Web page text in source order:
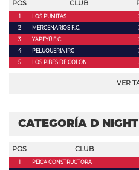
POS CLUB
1 LOS PUMITAS
2
MERCENARIOS F.C.
3
YAPEYÚ F.C.
4
PELUQUERIA IRG
5
LOS PIBES DE COLON
VER
CATEGORÍA D NIGHT
POS CLUB
1 PEICA CONSTRUCTORA